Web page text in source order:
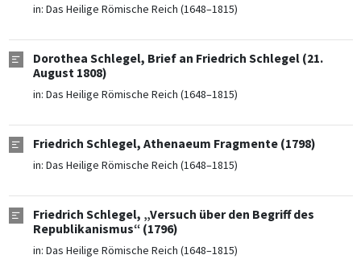
in: Das Heilige Römische Reich (1648–1815)
Dorothea Schlegel, Brief an Friedrich Schlegel (21.
August 1808)
in: Das Heilige Römische Reich (1648–1815)
Friedrich Schlegel, Athenaeum Fragmente (1798)
in: Das Heilige Römische Reich (1648–1815)
Friedrich Schlegel, „Versuch über den Begriff des
Republikanismus“ (1796)
in: Das Heilige Römische Reich (1648–1815)